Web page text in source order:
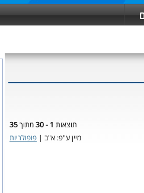
תוצאות 1 - 30 מתוך35
מיין ע"פ: א"ב | פופולריות